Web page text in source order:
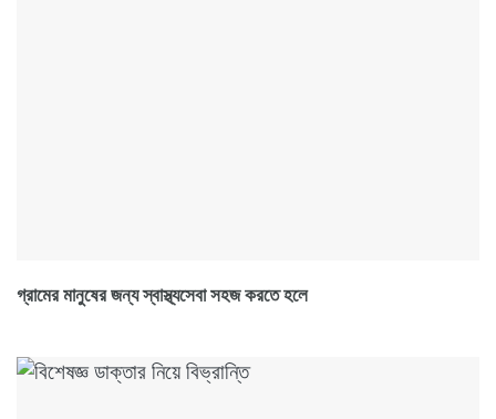
গ্রামের মানুষের জন্য স্বাস্থ্যসেবা সহজ করতে হলে